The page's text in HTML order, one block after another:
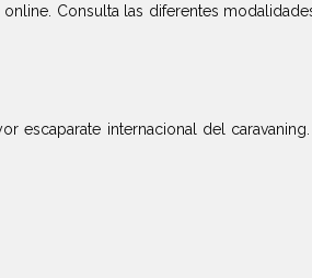
Consulta las diferentes
escaparate internacional del caravaning.